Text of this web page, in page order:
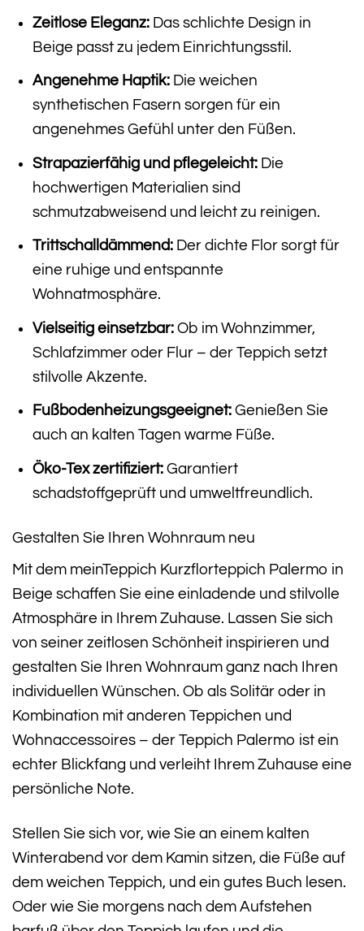
Zeitlose Eleganz:Das schlichte Design in
Beige passt zu jedem Einrichtungsstil.
Angenehme Haptik:Die weichen
synthetischen Fasern sorgen für ein
angenehmes Gefühl unter den Füßen.
Strapazierfähig und pflegeleicht:Die
hochwertigen Materialien sind
schmutzabweisend und leicht zu reinigen.
Trittschalldämmend:Der dichte Flor sorgt für
eine ruhige und entspannte
Wohnatmosphäre.
Vielseitig einsetzbar:Ob im Wohnzimmer,
Schlafzimmer oder Flur – der Teppich setzt
stilvolle Akzente.
Fußbodenheizungsgeeignet:Genießen Sie
auch an kalten Tagen warme Füße.
Öko-Tex zertifiziert:Garantiert
schadstoffgeprüft und umweltfreundlich.
Gestalten Sie Ihren Wohnraum neu
Mit dem meinTeppich Kurzflorteppich Palermo in
Beige schaffen Sie eine einladende und stilvolle
Atmosphäre in Ihrem Zuhause. Lassen Sie sich
von seiner zeitlosen Schönheit inspirieren und
gestalten Sie Ihren Wohnraum ganz nach Ihren
individuellen Wünschen. Ob als Solitär oder in
Kombination mit anderen Teppichen und
Wohnaccessoires – der Teppich Palermo ist ein
echter Blickfang und verleiht Ihrem Zuhause eine
persönliche Note.
Stellen Sie sich vor, wie Sie an einem kalten
Winterabend vor dem Kamin sitzen, die Füße auf
dem weichen Teppich, und ein gutes Buch lesen.
Oder wie Sie morgens nach dem Aufstehen